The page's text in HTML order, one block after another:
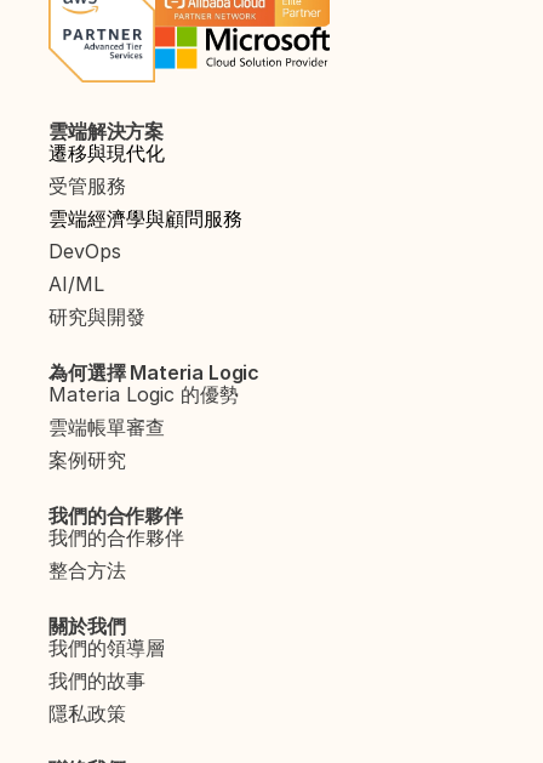
雲端解決方案
遷移與現代化
受管服務
雲端經濟學與顧問服務
DevOps
AI/ML
研究與開發
為何選擇 Materia Logic
Materia Logic 的優勢
雲端帳單審查
案例研究
我們的合作夥伴
我們的合作夥伴
整合方法
關於我們
我們的領導層
我們的故事
隱私政策